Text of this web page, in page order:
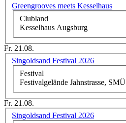
Greengrooves meets Kesselhaus
Clubland
Kesselhaus Augsburg
Fr. 21.08.
Singoldsand Festival 2026
Festival
Festivalgelände Jahnstrasse, SMÜ
Fr. 21.08.
Singoldsand Festival 2026